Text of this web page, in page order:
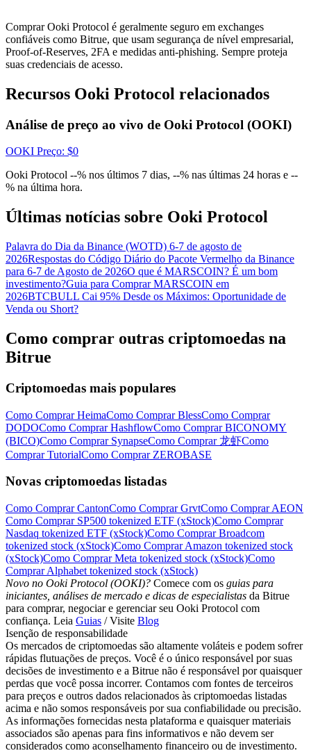
Conecte-seInscrever-se
Baixar o
aplicativo Bitrue
Comprar Ooki Protocol é geralmente seguro em exchanges
confiáveis ​​como Bitrue, que usam segurança de nível empresarial,
Proof-of-Reserves, 2FA e medidas anti-phishing. Sempre proteja
suas credenciais de acesso.
Recursos Ooki Protocol relacionados
Análise de preço ao vivo de Ooki Protocol (OOKI)
OOKI Preço: $0
Ooki Protocol --% nos últimos 7 dias, --% nas últimas 24 horas e --
% na última hora.
Últimas notícias sobre Ooki Protocol
Palavra do Dia da Binance (WOTD) 6-7 de agosto de
2026Respostas do Código Diário do Pacote Vermelho da Binance
para 6-7 de Agosto de 2026O que é MARSCOIN? É um bom
investimento?Guia para Comprar MARSCOIN em
2026BTCBULL Cai 95% Desde os Máximos: Oportunidade de
Venda ou Short?
Como comprar outras criptomoedas na
Bitrue
Criptomoedas mais populares
Como Comprar HeimaComo Comprar BlessComo Comprar
DODOComo Comprar HashflowComo Comprar BICONOMY
(BICO)Como Comprar SynapseComo Comprar 龙虾Como
Comprar TutorialComo Comprar ZEROBASE
Novas criptomoedas listadas
Como Comprar CantonComo Comprar GrvtComo Comprar AEON
Como Comprar SP500 tokenized ETF (xStock)Como Comprar
Nasdaq tokenized ETF (xStock)Como Comprar Broadcom
tokenized stock (xStock)Como Comprar Amazon tokenized stock
(xStock)Como Comprar Meta tokenized stock (xStock)Como
Comprar Alphabet tokenized stock (xStock)
Novo no Ooki Protocol (OOKI)? Comece com os guias para
iniciantes, análises de mercado e dicas de especialistas da Bitrue
para comprar, negociar e gerenciar seu Ooki Protocol com
confiança. Leia Guias / Visite Blog
Isenção de responsabilidade
Os mercados de criptomoedas são altamente voláteis e podem sofrer
rápidas flutuações de preços. Você é o único responsável por suas
decisões de investimento e a Bitrue não é responsável por quaisquer
perdas que você possa incorrer. Contamos com fontes de terceiros
para preços e outros dados relacionados às criptomoedas listadas
acima e não somos responsáveis por sua confiabilidade ou precisão.
As informações fornecidas nesta plataforma e quaisquer materiais
associados são apenas para fins informativos e não devem ser
considerados como aconselhamento financeiro ou de investimento.